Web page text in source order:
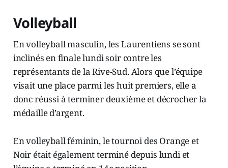
Volleyball
En volleyball masculin, les Laurentiens se sont
inclinés en finale lundi soir contre les
représentants de la Rive-Sud. Alors que l’équipe
visait une place parmi les huit premiers, elle a
donc réussi à terminer deuxième et décrocher la
médaille d’argent.
En volleyball féminin, le tournoi des Orange et
Noir était également terminé depuis lundi et